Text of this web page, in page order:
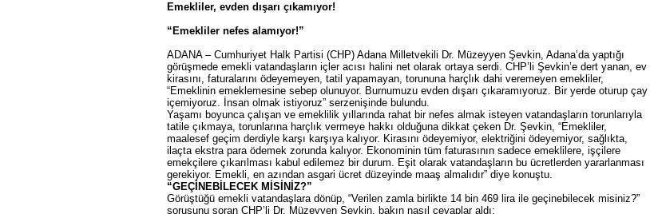
Emekliler, evden dışarı çıkamıyor!
“Emekliler nefes alamıyor!”
ADANA – Cumhuriyet Halk Partisi (CHP) Adana Milletvekili Dr. Müzeyyen Şevkin, Adana’da yaptığı
görüşmede emekli vatandaşların içler acısı halini net olarak ortaya serdi. CHP’li Şevkin’e dert yanan, ev
kirasını, faturalarını ödeyemeyen, tatil yapamayan, torununa harçlık dahi veremeyen emekliler,
“Emeklinin emeklemesine sebep olunuyor. Burnumuzu evden dışarı çıkaramıyoruz. Bir yerde oturup çay
içemiyoruz. İnsan olmak istiyoruz” serzenişinde bulundu.
Yaşamı boyunca çalışan ve emeklilik yıllarında rahat bir nefes almak isteyen vatandaşların torunlarıyla
tatile çıkmaya, torunlarına harçlık vermeye hakkı olduğuna dikkat çeken Dr. Şevkin, “Emekliler,
maalesef geçim derdiyle karşı karşıya kalıyor. Kirasını ödeyemiyor, elektriğini ödeyemiyor, sağlıkta,
ilaçta ekstra para ödemek zorunda kalıyor. Ekonominin tüm faturasının sadece emeklilere, işçilere
emekçilere çıkarılması kabul edilemez bir durum. Eşit olarak vatandaşların bu ücretlerden yararlanması
gerekiyor. Emekli, en azından asgari ücret düzeyinde maaş almalıdır” diye konuştu.
“GEÇİNEBİLECEK MİSİNİZ?”
Görüştüğü emekli vatandaşlara dönüp, “Verilen zamla birlikte 14 bin 469 lira ile geçinebilecek misiniz?”
sorusunu soran CHP’li Dr. Müzeyyen Şevkin, bakın nasıl cevaplar aldı: